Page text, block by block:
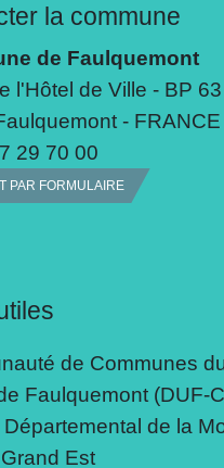
la commune
de Faulquemont
l'Hôtel de Ville - BP 63
- FRANCE
29 70 00
PAR FORMULAIRE
de Communes
Faulquemont (DUF-
de la
Est